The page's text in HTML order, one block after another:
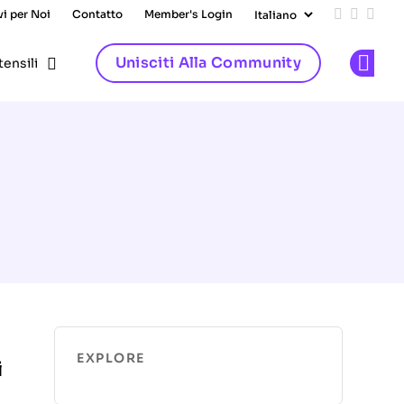
per Noi Contatto Member's Login Add us
Follow
Unisciti Alla Community
EXPLORE